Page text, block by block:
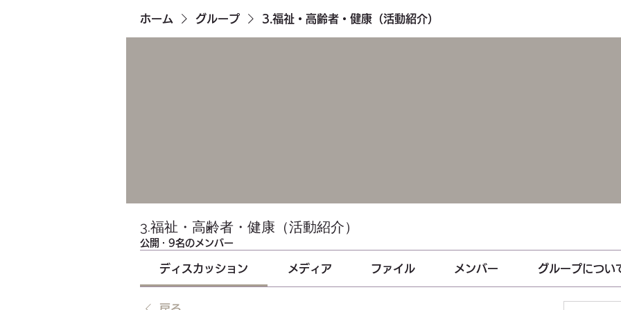
ホーム グループ 3.福祉・高齢者・健康（活動紹介）
3.福祉・高齢者・健康（活動紹介）
公開 · 9名のメンバー
ディスカッション メディア ファイル メンバー グループについ